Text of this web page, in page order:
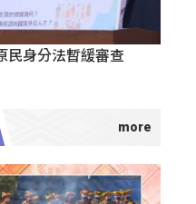
民身分法暫緩審查